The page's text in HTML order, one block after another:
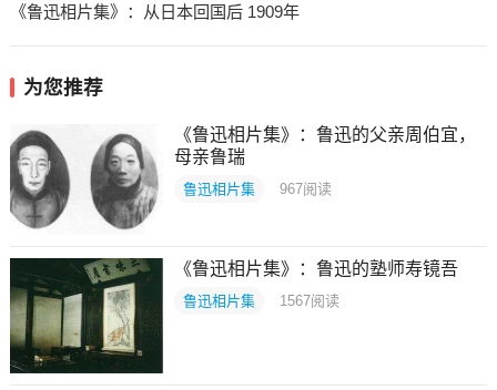
《鲁迅相片集》：从日本回国后 1909年
为您推荐
《鲁迅相片集》：鲁迅的父亲周伯宜，
母亲鲁瑞
鲁迅相片集 967阅读
《鲁迅相片集》：鲁迅的塾师寿镜吾
鲁迅相片集 1567阅读